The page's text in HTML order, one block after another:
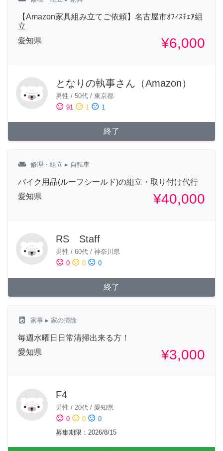
【Amazon家具組み立てご依頼】名古屋市ｵﾌｨｽﾁｪｱ組
立
愛知県
¥6,000
となりの執事さん（Amazon）
男性 / 50代 / 東京都
sentiment_satisfied 91 sentiment_neutral 1 sentiment_dissatisfied 1
終了
weekend 修理・組立 ▸ 自転車
バイク用品(ルーフシールド)の組立・取り付け代行
愛知県
¥40,000
RS Staff
男性 / 60代 / 神奈川県
sentiment_satisfied 0 sentiment_neutral 0 sentiment_dissatisfied 0
終了
local_laundry_service 家事 ▸ 家の掃除
毎週水曜日日常清掃出来る方！
愛知県
¥3,000
F4
男性 / 20代 / 愛知県
sentiment_satisfied 0 sentiment_neutral 0 sentiment_dissatisfied 0
募集期限 ： 2026/8/15